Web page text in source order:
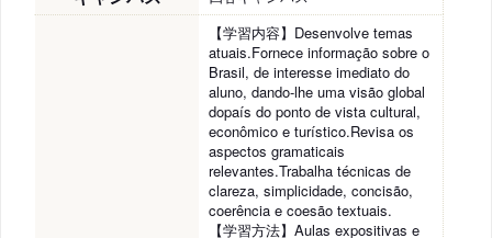
【学習内容】Desenvolve temas
atuais.Fornece informação sobre o
Brasil, de interesse imediato do
aluno, dando-lhe uma visão global
dopaís do ponto de vista cultural,
econômico e turístico.Revisa os
aspectos gramaticais
relevantes.Trabalha técnicas de
clareza, simplicidade, concisão,
coerência e coesão textuais.
【学習方法】Aulas expositivas e